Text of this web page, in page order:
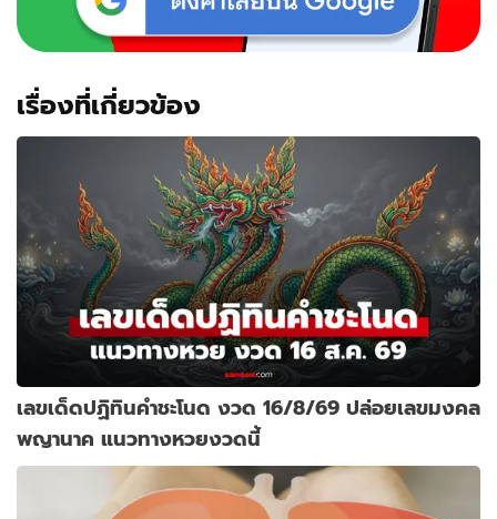
เรื่องที่เกี่ยวข้อง
เลขเด็ดปฏิทินคำชะโนด งวด 16/8/69 ปล่อยเลขมงคล
พญานาค แนวทางหวยงวดนี้